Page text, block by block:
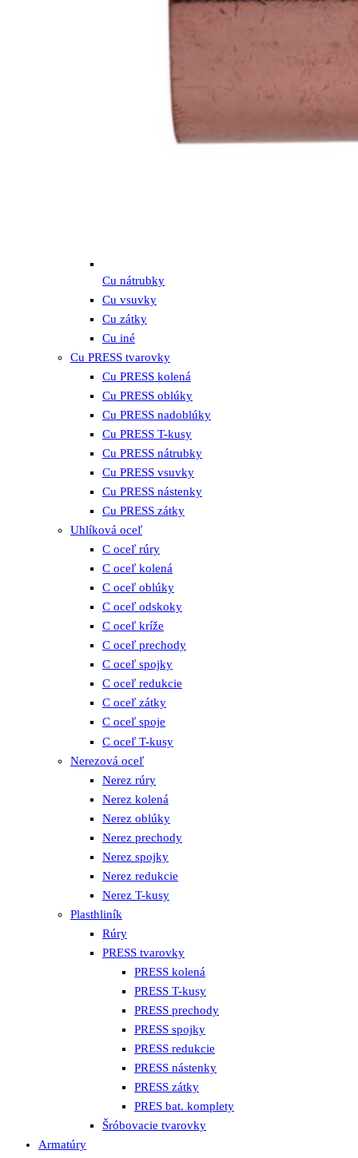
Cu nátrubky
Cu vsuvky
Cu zátky
Cu iné
Cu PRESS tvarovky
Cu PRESS kolená
Cu PRESS oblúky
Cu PRESS nadoblúky
Cu PRESS T-kusy
Cu PRESS nátrubky
Cu PRESS vsuvky
Cu PRESS nástenky
Cu PRESS zátky
Uhlíková oceľ
C oceľ rúry
C oceľ kolená
C oceľ oblúky
C oceľ odskoky
C oceľ kríže
C oceľ prechody
C oceľ spojky
C oceľ redukcie
C oceľ zátky
C oceľ spoje
C oceľ T-kusy
Nerezová oceľ
Nerez rúry
Nerez kolená
Nerez oblúky
Nerez prechody
Nerez spojky
Nerez redukcie
Nerez T-kusy
Plasthliník
Rúry
PRESS tvarovky
PRESS kolená
PRESS T-kusy
PRESS prechody
PRESS spojky
PRESS redukcie
PRESS nástenky
PRESS zátky
PRES bat. komplety
Šróbovacie tvarovky
Armatúry